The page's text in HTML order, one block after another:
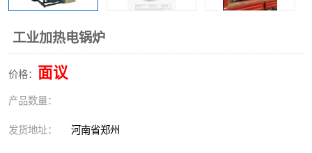
工业加热电锅炉
价格： 面议
产品数量：
发货地址： 河南省郑州